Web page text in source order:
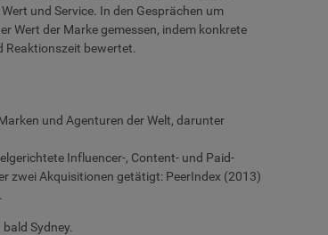
und Service. In den Gesprächen um
Wert der Marke gemessen, indem konkrete
Reaktionszeit bewertet.
und Agenturen der Welt, darunter
Influencer-, Content- und Paid-
zwei Akquisitionen getätigt: PeerIndex (2013)
Sydney.